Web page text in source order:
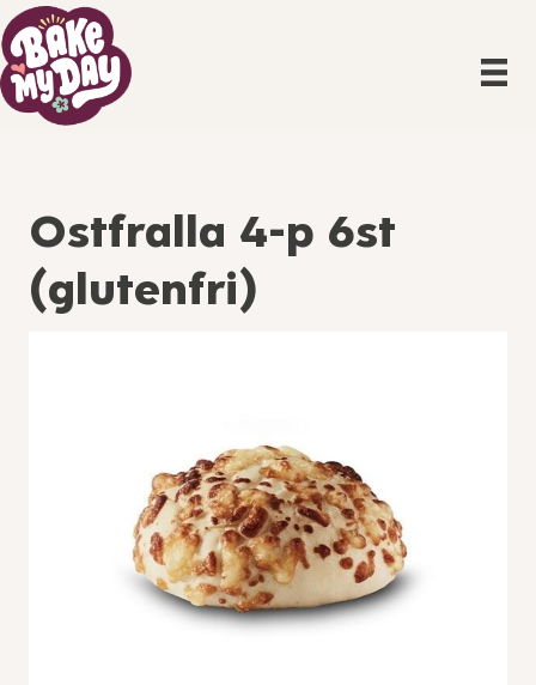
Ostfralla 4-p 6st
(glutenfri)